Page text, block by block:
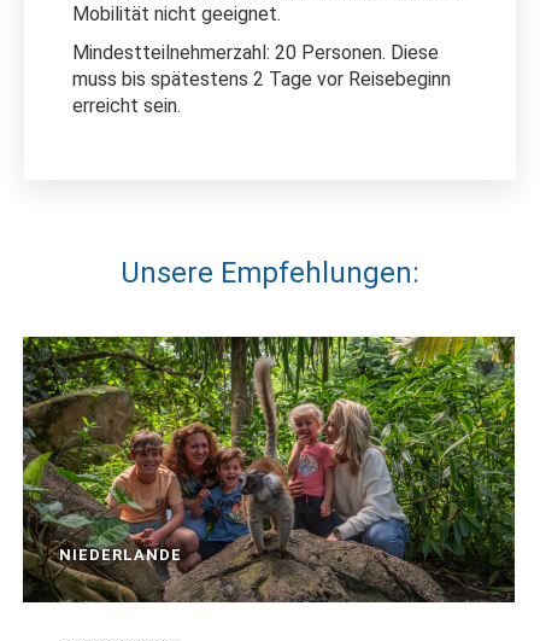
Mobilität nicht geeignet.
Mindestteilnehmerzahl: 20 Personen. Diese
muss bis spätestens 2 Tage vor Reisebeginn
erreicht sein.
Unsere Empfehlungen:
NIEDERLANDE